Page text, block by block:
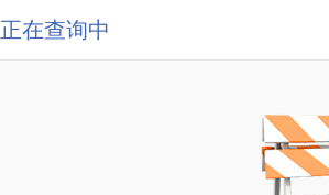
正在查询中